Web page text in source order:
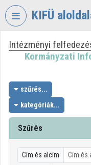
Fejléc kihagyása
KIFÜ
VIDEOTORIUM
INFORMATIKAI
FEJLESZTÉSI
ÜGYNÖKSÉG
Intézményi kezdőlap
Bejelentkezés
Intézményi
Kormányzati
szűrés...
kategóriák...
Szűrés
Cím és alcím